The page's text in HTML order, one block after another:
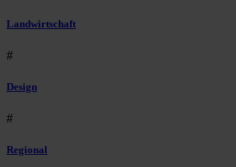
Landwirtschaft
#
Design
#
Regional